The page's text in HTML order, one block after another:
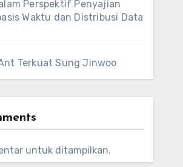
Perspektif Penyajian
Waktu dan Distribusi Data
Terkuat Sung Jinwoo
untuk ditampilkan.